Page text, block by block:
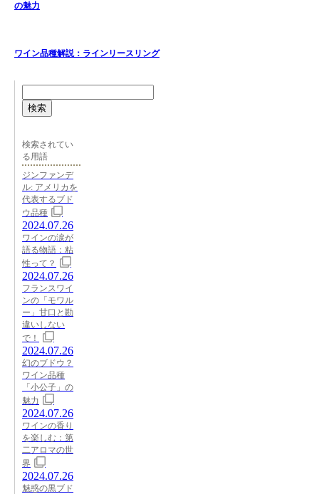
の魅力
ワイン品種解説：ラインリースリング
検索
検索されてい
る用語
ジンファンデ
ル: アメリカを
代表するブド
ウ品種
2024.07.26
ワインの涙が
語る物語：粘
性って？
2024.07.26
フランスワイ
ンの「モワル
ー」甘口と勘
違いしない
で！
2024.07.26
幻のブドウ？
ワイン品種
「小公子」の
魅力
2024.07.26
ワインの香り
を楽しむ：第
二アロマの世
界
2024.07.26
魅惑の黒ブド